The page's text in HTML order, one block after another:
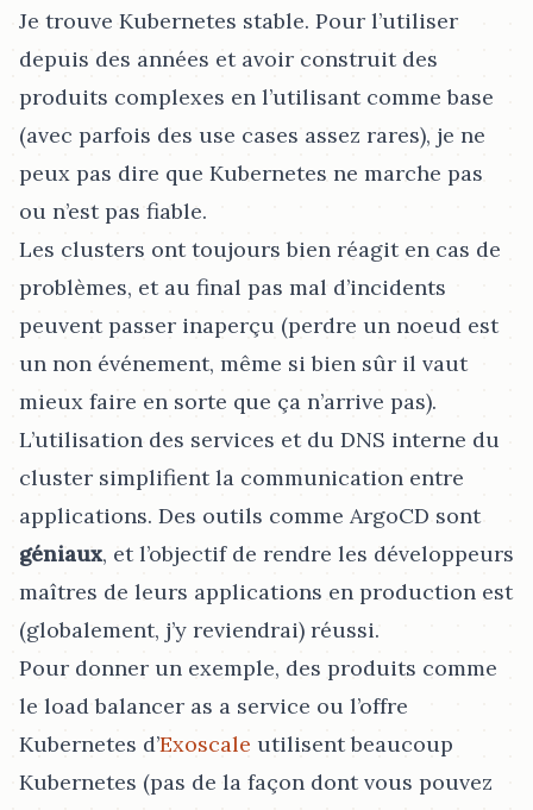
Je trouve Kubernetes stable. Pour l’utiliser
depuis des années et avoir construit des
produits complexes en l’utilisant comme base
(avec parfois des use cases assez rares), je ne
peux pas dire que Kubernetes ne marche pas
ou n’est pas fiable.
Les clusters ont toujours bien réagit en cas de
problèmes, et au final pas mal d’incidents
peuvent passer inaperçu (perdre un noeud est
un non événement, même si bien sûr il vaut
mieux faire en sorte que ça n’arrive pas).
L’utilisation des services et du DNS interne du
cluster simplifient la communication entre
applications. Des outils comme ArgoCD sont
géniaux, et l’objectif de rendre les développeurs
maîtres de leurs applications en production est
(globalement, j’y reviendrai) réussi.
Pour donner un exemple, des produits comme
le load balancer as a service ou l’offre
Kubernetes d’Exoscale utilisent beaucoup
Kubernetes (pas de la façon dont vous pouvez